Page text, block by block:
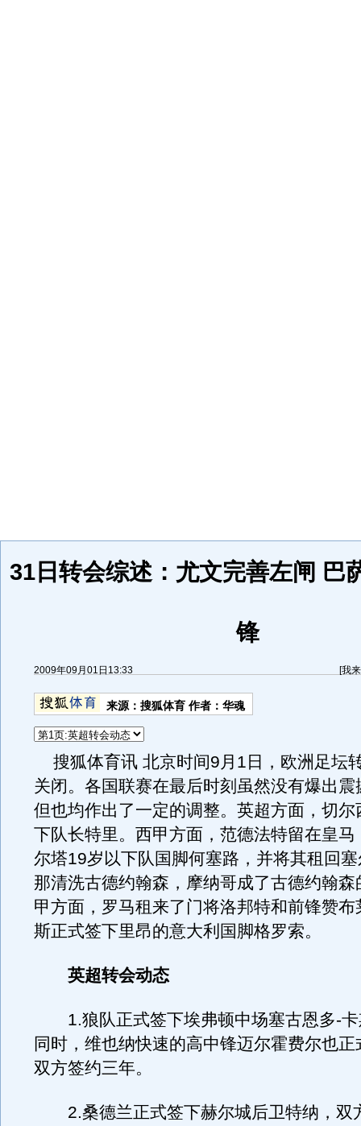
31日转会综述：尤文完善左闸 巴
锋
2009年09月01日13:33 [我
来源： 搜狐体育作者：华魂
搜狐体育讯 北京时间9月1日，欧洲足坛
关闭。各国联赛在最后时刻虽然没有爆出震
但也均作出了一定的调整。英超方面，切尔
下队长特里。西甲方面，范德法特留在皇马
尔塔19岁以下队国脚何塞路，并将其租回
那清洗古德约翰森，摩纳哥成了古德约翰森
甲方面，罗马租来了门将洛邦特和前锋赞布
斯正式签下里昂的意大利国脚格罗索。
英超转会动态
1.狼队正式签下埃弗顿中场塞古恩多-卡
同时，维也纳快速的高中锋迈尔霍费尔也
双方签约三年。
2.桑德兰正式签下赫尔城后卫特纳，双